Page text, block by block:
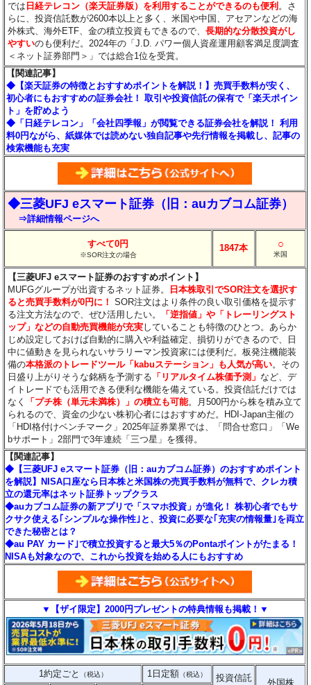
では 日経テレコン（楽天証券版）を利用することができるのも便利 。さ
らに、投資信託数が2600本以上と多く、米国や中国、アセアンなどの海
外株式、海外ETF、金の積立投資もできるので、長期的な分散投資がし
やすいのも便利だ。2024年の「J.D. パワー個人資産運用顧客満足度調査
＜ネット証券部門＞」では総合1位を受賞。
【関連記事】
◆【楽天証券の特徴とおすすめポイントを解説！】売買手数料が安く、
初心者にもおすすめの証券会社！ 取引や投資信託の保有で「楽天ポイン
ト」を貯めよう
◆「日経テレコン」「会社四季報」が閲覧できる証券会社を解説！ 利用
料0円ながら、紙媒体では読めない独自記事や先行情報を掲載し、記事の
検索機能も充実
◆三菱UFJ eスマート証券（旧：auカブコム証券）
⇒詳細情報ページへ
すべて0円
※SOR注文の場合
1847本 ○
米国
【三菱UFJ eスマート証券のおすすめポイント】
MUFGグループが出資するネット証券。
日本株取引でSOR注文を選択す
ると売買手数料が0円に！ SOR注文はより条件の良い取引価格を提示す
る注文方法なので、ぜひ活用したい。
「逆指値」や「トレーリングスト
ップ」などの自動売買機能が充実していることも特徴のひとつ。あらか
じめ設定しておけば自動的に購入や利益確定、損切りができるので、日
中に値動きを見られないサラリーマン投資家には便利だ。板発注機能装
備の本格派のトレードツール「kabuステーション」も人気が高い。その
日盛り上がりそうな銘柄を予測する 「リアルタイム株価予測」 など、デ
イトレードでも活用できる便利な機能を備えている。投資信託だけでは
なく
「プチ株（単元未満株）」の積立も可能。月500円から株を積み立て
られるので、資金の少ない株初心者にはおすすめだ。HDI-Japan主催の
「HDI格付けベンチマーク」2025年証券業界では、「問合せ窓口」「We
bサポート」2部門で3年連続「三つ星」を獲得。
【関連記事】
◆【三菱UFJ eスマート証券（旧：auカブコム証券）のおすすめポイント
を解説】NISA口座なら日本株と米国株の売買手数料が無料で、クレカ積
立の還元率はネット証券トップクラス
◆auカブコム証券の新アプリで「スマホ投資」が進化！ 株初心者でもサ
クサク使える｢シンプルな操作性｣と、投資に必要な｢充実の情報量｣を両立
できた秘密とは？
◆au PAY カード｣で積立投資すると最大5％のPontaポイントがたまる！
NISAも対象なので、これから投資を始める人にもおすすめ
▼【ザイ限定】2000円プレゼントの特典情報も掲載！▼
1約定ごと （税込） 1日定額 （税込） 投資信託 外国株